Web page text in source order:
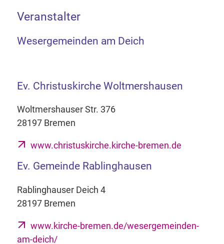
Veranstalter
Wesergemeinden am Deich
Ev. Christuskirche Woltmershausen
Woltmershauser Str. 376
28197 Bremen
www.christuskirche.kirche-bremen.de
Ev. Gemeinde Rablinghausen
Rablinghauser Deich 4
28197 Bremen
www.kirche-bremen.de/wesergemeinden-
am-deich/